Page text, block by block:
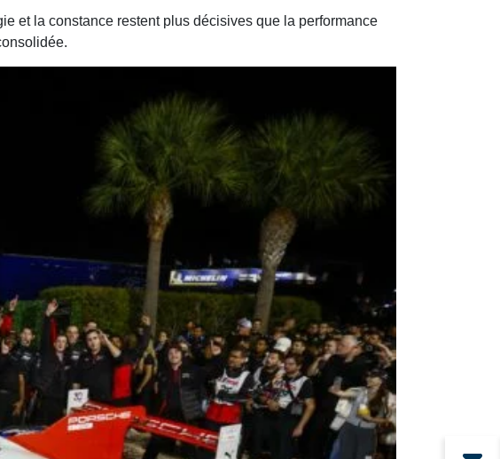
et la constance restent plus décisives que la performance